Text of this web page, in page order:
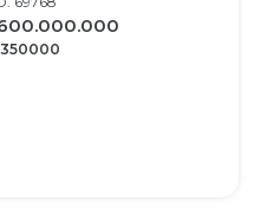
350000